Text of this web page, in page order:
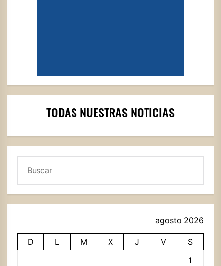
TODAS NUESTRAS NOTICIAS
agosto 2026
D L M X J V
S
1